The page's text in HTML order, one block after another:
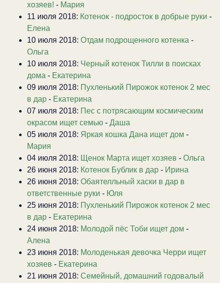
хозяев! - Мария
11 июля 2018: Котенок - подросток в добрые руки -
Елена
10 июля 2018: Отдам подрощенного котенка -
Ольга
10 июля 2018: Черный котенок Тилли в поисках
дома - Екатерина
09 июля 2018: Пухленький Пирожок котенок 2 мес
в дар - Екатерина
07 июля 2018: Пес с потрясающим космическим
окрасом ищет семью - Даша
05 июля 2018: Яркая кошка Дана ищет дом -
Мария
04 июля 2018: Щенок Марта ищет хозяев - Ольга
26 июня 2018: Котенок Бублик в дар - Ирина
26 июня 2018: Обаятелльный хаски в дар в
ответственные руки - Юля
25 июня 2018: Пухленький Пирожок котенок 2 мес
в дар - Екатерина
24 июня 2018: Молодой пёс Тоби ищет дом -
Алена
23 июня 2018: Молоденькая девочка Черри ищет
хозяев - Екатерина
21 июня 2018: Семейный, домашний годовалый